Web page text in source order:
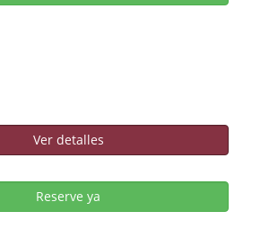
Ver detalles
Reserve ya